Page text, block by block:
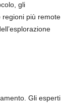
gli
più remote
Gli esperti